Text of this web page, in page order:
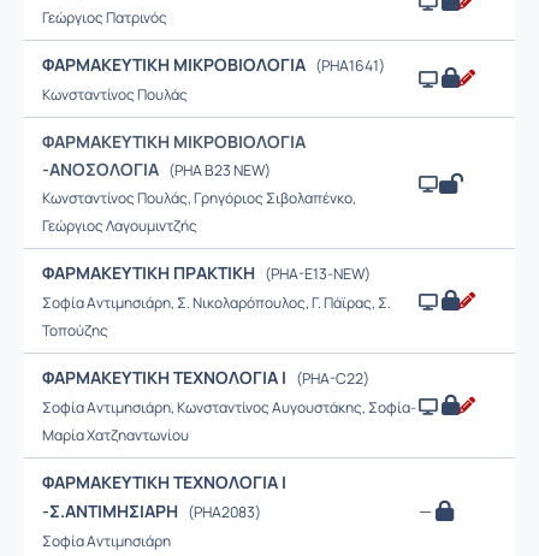
Γεώργιος Πατρινός
ΦΑΡΜΑΚΕΥΤΙΚΗ ΜΙΚΡΟΒΙΟΛΟΓΙΑ (PHA1641)
Κωνσταντίνος Πουλάς
ΦΑΡΜΑΚΕΥΤΙΚΗ ΜΙΚΡΟΒΙΟΛΟΓΙΑ
-ΑΝOΣΟΛΟΓΙΑ (PHA B23 NEW)
Κωνσταντίνος Πουλάς, Γρηγόριος Σιβολαπένκο,
Γεώργιος Λαγουμιντζής
ΦΑΡΜΑΚΕΥΤΙΚΗ ΠΡΑΚΤΙΚΗ (PHA-E13-NEW)
Σοφία Αντιμησιάρη, Σ. Νικολαρόπουλος, Γ. Πάϊρας, Σ.
Τοπούζης
ΦΑΡΜΑΚΕΥΤΙΚΗ ΤΕΧΝΟΛΟΓΙΑ Ι (PHA-C22)
Σοφία Αντιμησιάρη, Κωνσταντίνος Αυγουστάκης, Σοφία-
Μαρία Χατζηαντωνίου
ΦΑΡΜΑΚΕΥΤΙΚΗ ΤΕΧΝΟΛΟΓΙΑ Ι
-Σ.ΑΝΤΙΜΗΣΙΑΡΗ (PHA2083)
Σοφία Αντιμησιάρη
—